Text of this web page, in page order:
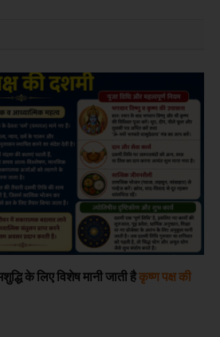
के लिए विशेष मानी जाती हैकृष्ण पक्ष की